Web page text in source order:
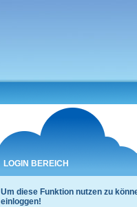
LOGIN BEREICH
Um diese Funktion nutzen zu
einloggen!